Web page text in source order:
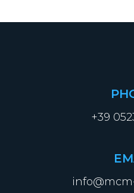
+39